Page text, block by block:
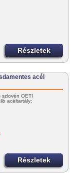
Részletek
acél
OÉTI
acéltartály;
Részletek